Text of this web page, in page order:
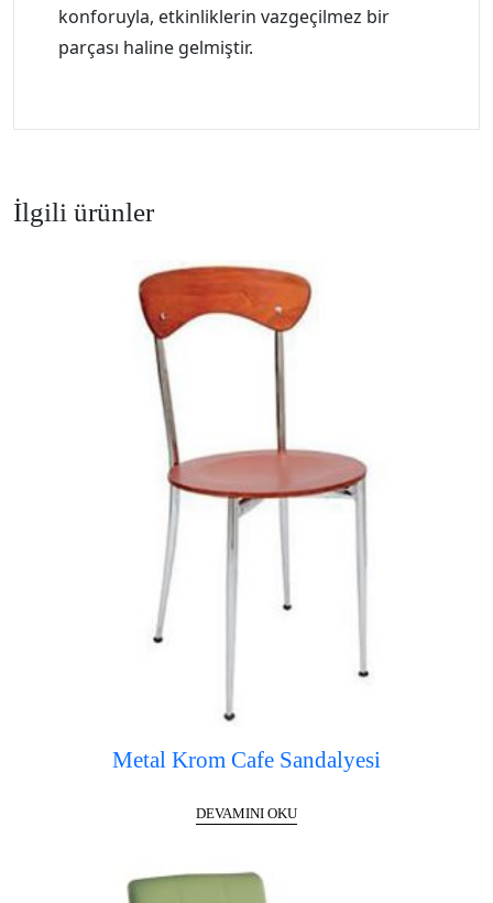
konforuyla, etkinliklerin vazgeçilmez bir
parçası haline gelmiştir.
İlgili ürünler
Metal Krom Cafe Sandalyesi
DEVAMINI OKU